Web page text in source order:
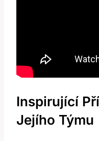
Inspirující
Jejího Týmu